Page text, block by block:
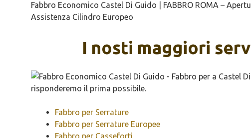
Fabbro Economico Castel Di Guido | FABBRO ROMA –
Assistenza Cilindro Europeo
I nosti maggiori
Fabbro per Serrature
Fabbro per Serrature Europee
Fabbro per Casseforti